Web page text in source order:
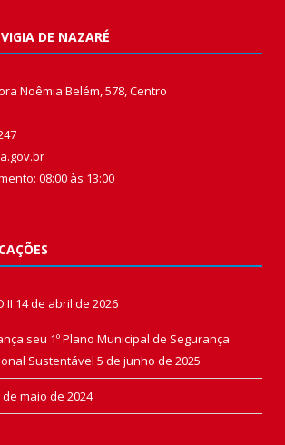
DE NAZARÉ
Noêmia Belém, 578, Centro
08:00 às 13:00
II 14 de abril de 2026
seu 1º Plano Municipal de Segurança
Sustentável 5 de junho de 2025
de maio de 2024